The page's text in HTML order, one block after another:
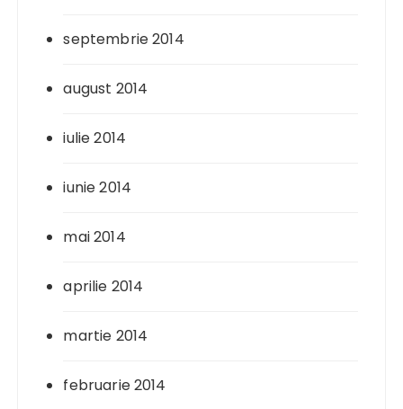
septembrie 2014
august 2014
iulie 2014
iunie 2014
mai 2014
aprilie 2014
martie 2014
februarie 2014